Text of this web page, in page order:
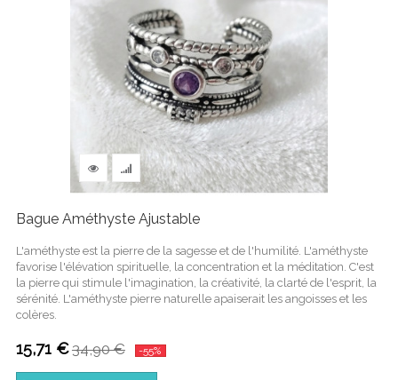
Bague Améthyste Ajustable
L'améthyste est la pierre de la sagesse et de l'humilité. L'améthyste
favorise l'élévation spirituelle, la concentration et la méditation. C'est
la pierre qui stimule l'imagination, la créativité, la clarté de l'esprit, la
sérénité. L'améthyste pierre naturelle apaiserait les angoisses et les
colères.
15,71 €34,90 € -55%